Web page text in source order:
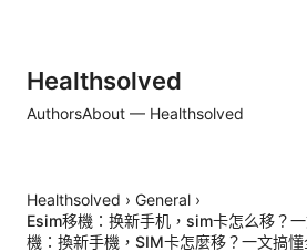
Healthsolved
AuthorsAbout — Healthsolved
Healthsolved › General ›
Esim移機：换新手机，sim卡怎么移？
機：換新手機，SIM卡怎麼移？一文搞